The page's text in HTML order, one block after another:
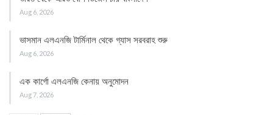
Aug 6, 2026
ভাসমান এলএনজি টার্মিনাল থেকে গ্যাস সরবরাহ শুরু
Aug 6, 2026
এক কার্গো এলএনজি কেনায় অনুমোদন
Aug 7, 2026